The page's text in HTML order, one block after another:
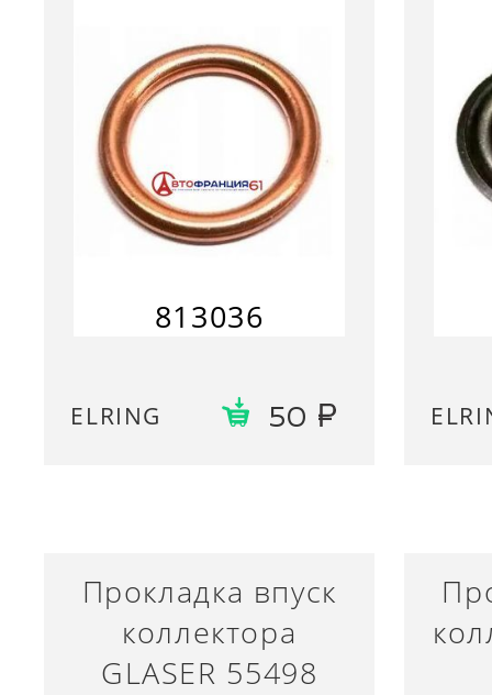
813036
ELRING 50
Прокладка впуск
коллектора
GLASER 55498